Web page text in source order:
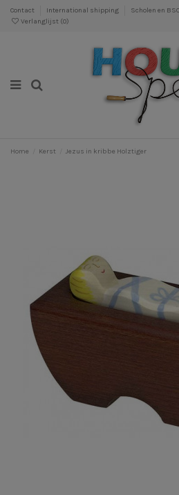
Contact International shipping Scholen en
Verlanglijst (0)
Home Kerst Jezus in kribbe Holztiger